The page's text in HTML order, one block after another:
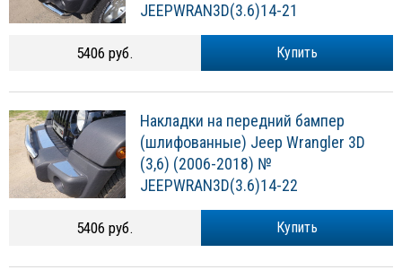
JEEPWRAN3D(3.6)14-21
Купить
5406 руб.
Накладки на передний бампер
(шлифованные) Jeep Wrangler 3D
(3,6) (2006-2018) №
JEEPWRAN3D(3.6)14-22
Купить
5406 руб.